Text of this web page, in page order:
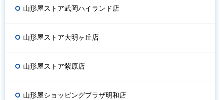
山形屋ストア武岡ハイランド店
山形屋ストア大明ヶ丘店
山形屋ストア紫原店
山形屋ショッピングプラザ明和店